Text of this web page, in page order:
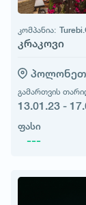
კომპანია:
კრაკოვი
გამართვის
13.01.23 -
ფასი
---